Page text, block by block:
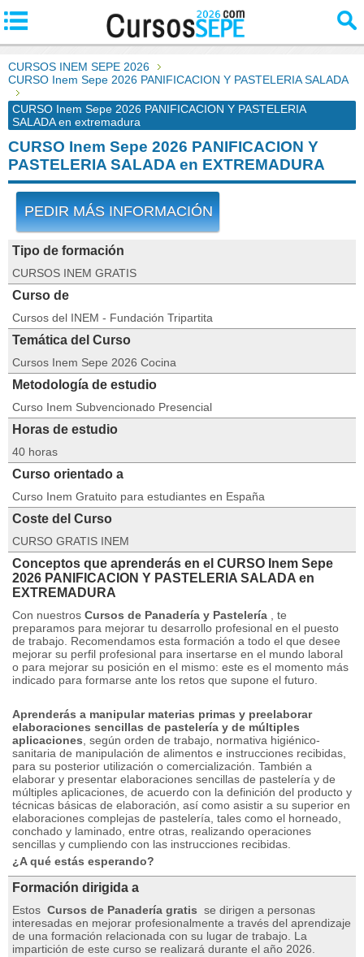
CURSOS INEM SEPE 2026
CURSO Inem Sepe 2026 PANIFICACION Y PASTELERIA SALADA
CURSO Inem Sepe 2026 PANIFICACION Y PASTELERIA
SALADA en extremadura
CURSO Inem Sepe 2026 PANIFICACION Y
PASTELERIA SALADA en EXTREMADURA
PEDIR MÁS INFORMACIÓN
Tipo de formación
CURSOS INEM GRATIS
Curso de
Cursos del INEM - Fundación Tripartita
Temática del Curso
Cursos Inem Sepe 2026 Cocina
Metodología de estudio
Curso Inem Subvencionado Presencial
Horas de estudio
40 horas
Curso orientado a
Curso Inem Gratuito para estudiantes en España
Coste del Curso
CURSO GRATIS INEM
Conceptos que aprenderás en el CURSO Inem Sepe
2026 PANIFICACION Y PASTELERIA SALADA en
EXTREMADURA
Con nuestros Cursos de Panadería y Pastelería , te
preparamos para mejorar tu desarrollo profesional en el puesto
de trabajo. Recomendamos esta formación a todo el que desee
mejorar su perfil profesional para insertarse en el mundo laboral
o para mejorar su posición en el mismo: este es el momento más
indicado para formarse ante los retos que supone el futuro.
Aprenderás a manipular materias primas y preelaborar
elaboraciones sencillas de pastelería y de múltiples
aplicaciones , según orden de trabajo, normativa higiénico-
sanitaria de manipulación de alimentos e instrucciones recibidas,
para su posterior utilización o comercialización. También a
elaborar y presentar elaboraciones sencillas de pastelería y de
múltiples aplicaciones, de acuerdo con la definición del producto y
técnicas básicas de elaboración, así como asistir a su superior en
elaboraciones complejas de pastelería, tales como el horneado,
conchado y laminado, entre otras, realizando operaciones
sencillas y cumpliendo con las instrucciones recibidas.
¿A qué estás esperando?
Formación dirigida a
Estos Cursos de Panadería gratis se dirigen a personas
interesadas en mejorar profesionalmente a través del aprendizaje
de una formación relacionada con su lugar de trabajo. La
impartición de este curso se realizará durante el año 2026.